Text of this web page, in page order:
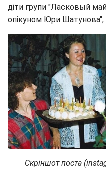
діти групи "Ласковый
опікуном Юри Шатунова",
Скріншот поста